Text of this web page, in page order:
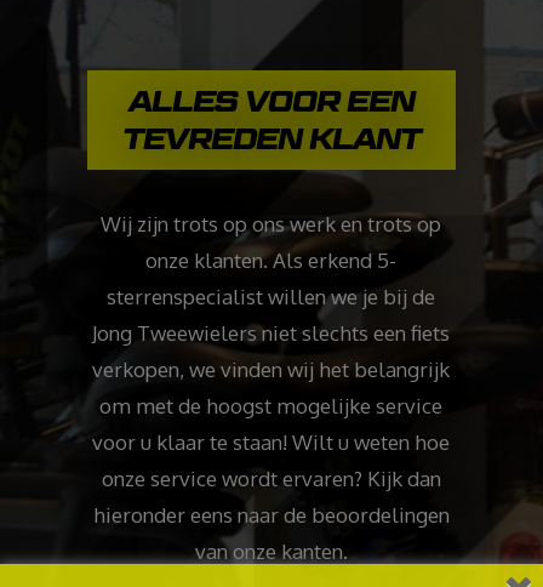
ALLES VOOR EEN
TEVREDEN KLANT
Wij zijn trots op ons werk en trots op
onze klanten. Als erkend 5-
sterrenspecialist willen we je bij de
Jong Tweewielers niet slechts een fiets
verkopen, we vinden wij het belangrijk
om met de hoogst mogelijke service
voor u klaar te staan! Wilt u weten hoe
onze service wordt ervaren? Kijk dan
hieronder eens naar de beoordelingen
van onze kanten.